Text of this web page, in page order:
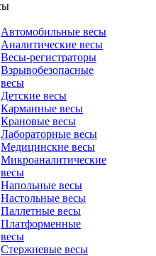
Автомобильные весы
Аналитические весы
Весы-регистраторы
Взрывобезопасные
весы
Детские весы
Карманные весы
Крановые весы
Лабораторные весы
Медицинские весы
Микроаналитические
весы
Напольные весы
Настольные весы
Паллетные весы
Платформенные
весы
Стержневые весы